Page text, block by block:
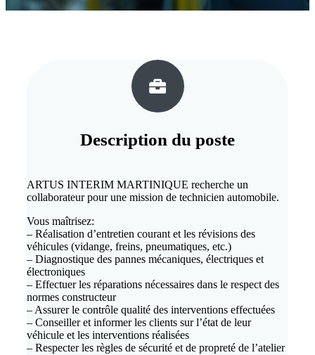
Description du poste
ARTUS INTERIM MARTINIQUE recherche un
collaborateur pour une mission de technicien automobile.
Vous maîtrisez:
– Réalisation d’entretien courant et les révisions des
véhicules (vidange, freins, pneumatiques, etc.)
– Diagnostique des pannes mécaniques, électriques et
électroniques
– Effectuer les réparations nécessaires dans le respect des
normes constructeur
– Assurer le contrôle qualité des interventions effectuées
– Conseiller et informer les clients sur l’état de leur
véhicule et les interventions réalisées
– Respecter les règles de sécurité et de propreté de l’atelier